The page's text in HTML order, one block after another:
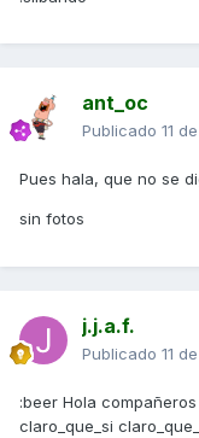
ant_oc
Publicado 11
Pues hala, que no se
sin fotos
j.j.a.f.
Publicado 11
:beer Hola
claro_que_si